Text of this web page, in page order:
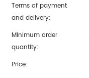
Terms of payment
and delivery:
Minimum order
quantity:
Price: